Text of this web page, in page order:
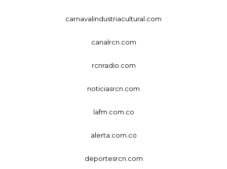
carnavalindustriacultural.com
canalrcn.com
rcnradio.com
noticiasrcn.com
lafm.com.co
alerta.com.co
deportesrcn.com